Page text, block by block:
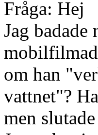
Fråga: Hej
Jag
om han
vattnet"?
men